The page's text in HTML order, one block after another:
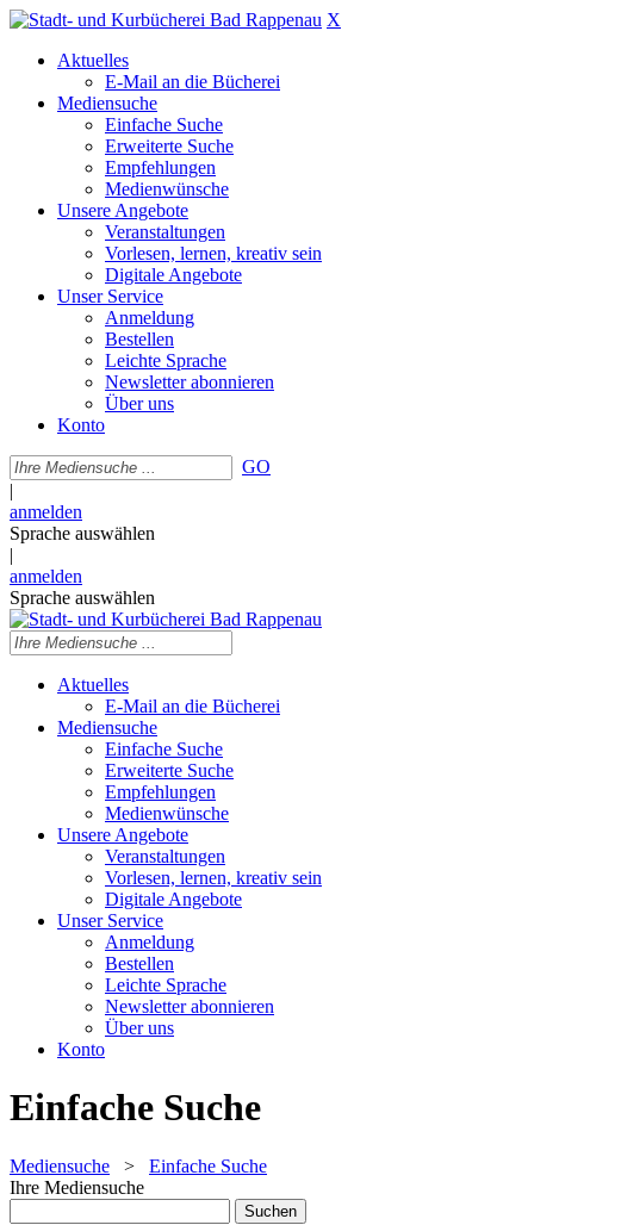
X
Aktuelles
E-Mail an die Bücherei
Mediensuche
Einfache Suche
Erweiterte Suche
Empfehlungen
Medienwünsche
Unsere Angebote
Veranstaltungen
Vorlesen, lernen, kreativ sein
Digitale Angebote
Unser Service
Anmeldung
Bestellen
Leichte Sprache
Newsletter abonnieren
Über uns
Konto
GO
|
anmelden
Sprache auswählen
|
anmelden
Sprache auswählen
Aktuelles
E-Mail an die Bücherei
Mediensuche
Einfache Suche
Erweiterte Suche
Empfehlungen
Medienwünsche
Unsere Angebote
Veranstaltungen
Vorlesen, lernen, kreativ sein
Digitale Angebote
Unser Service
Anmeldung
Bestellen
Leichte Sprache
Newsletter abonnieren
Über uns
Konto
Einfache Suche
Mediensuche > Einfache Suche
Ihre Mediensuche